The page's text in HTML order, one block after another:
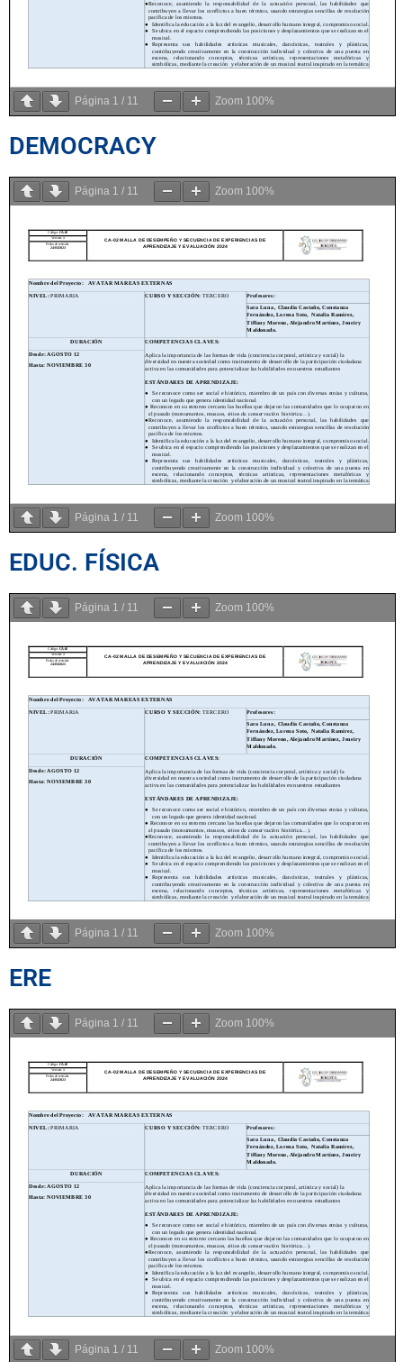
Página 1 / 11 Zoom 100%
DEMOCRACY
Página 1 / 11 Zoom 100%
Página 1 / 11 Zoom 100%
EDUC. FÍSICA
Página 1 / 11 Zoom 100%
Página 1 / 11 Zoom 100%
ERE
Página 1 / 11 Zoom 100%
Página 1 / 11 Zoom 100%